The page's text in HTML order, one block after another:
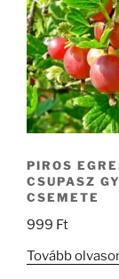
PIROS
CSUPASZ
CSEMETE
999 Ft
Tovább